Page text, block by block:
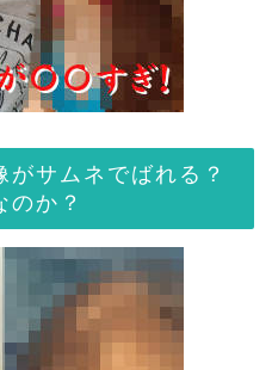
サムネでばれる？
か？